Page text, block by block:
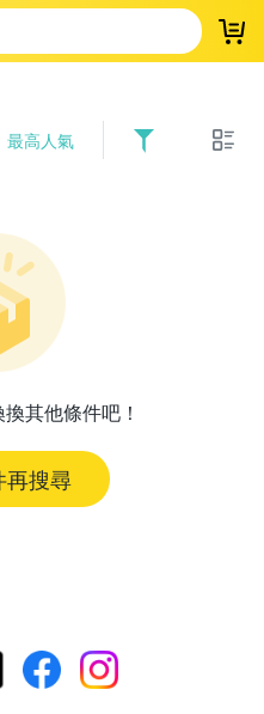
登
最高人氣
其他條件吧！
再搜尋